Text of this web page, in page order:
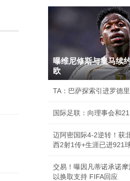
曝维尼修斯与皇马续
欧
TA：巴萨探索引进罗德
国际足联：向理事会和
迈阿密国际4-2逆转！获
西2射1传+生涯已进921
交易！曝因凡蒂诺承诺
以换取支持 FIFA回应